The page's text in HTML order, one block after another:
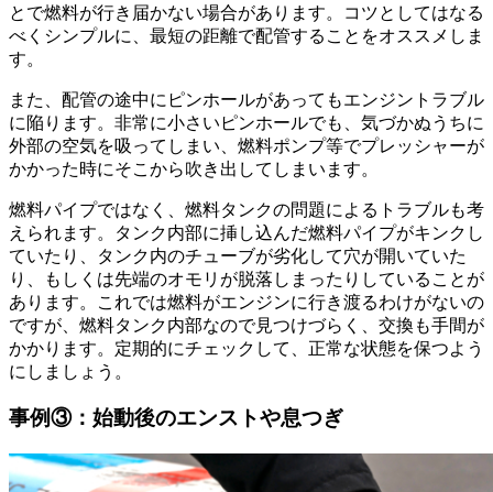
とで燃料が行き届かない場合があります。コツとしてはなる
べくシンプルに、最短の距離で配管することをオススメしま
す。
また、配管の途中にピンホールがあってもエンジントラブル
に陥ります。非常に小さいピンホールでも、気づかぬうちに
外部の空気を吸ってしまい、燃料ポンプ等でプレッシャーが
かかった時にそこから吹き出してしまいます。
燃料パイプではなく、燃料タンクの問題によるトラブルも考
えられます。タンク内部に挿し込んだ燃料パイプがキンクし
ていたり、タンク内のチューブが劣化して穴が開いていた
り、もしくは先端のオモリが脱落しまったりしていることが
あります。これでは燃料がエンジンに行き渡るわけがないの
ですが、燃料タンク内部なので見つけづらく、交換も手間が
かかります。定期的にチェックして、正常な状態を保つよう
にしましょう。
事例③：始動後のエンストや息つぎ